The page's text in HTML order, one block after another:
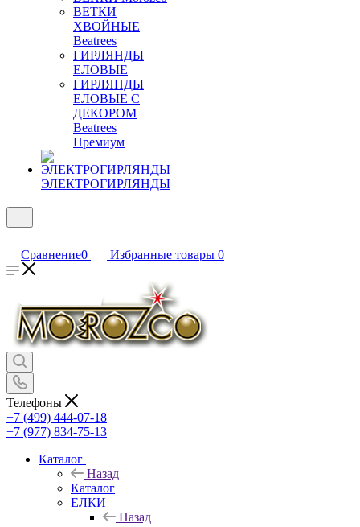
ВЕТКИ
ХВОЙНЫЕ
Beatrees
ГИРЛЯНДЫ
ЕЛОВЫЕ
ГИРЛЯНДЫ
ЕЛОВЫЕ С
ДЕКОРОМ
Beatrees
Премиум
ЭЛЕКТРОГИРЛЯНДЫ
Сравнение0 Избранные товары 0
Телефоны
+7 (499) 444-07-18
+7 (977) 834-75-13
Каталог
Назад
Каталог
ЕЛКИ
Назад